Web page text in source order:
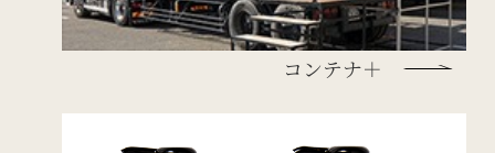
コンテナ＋